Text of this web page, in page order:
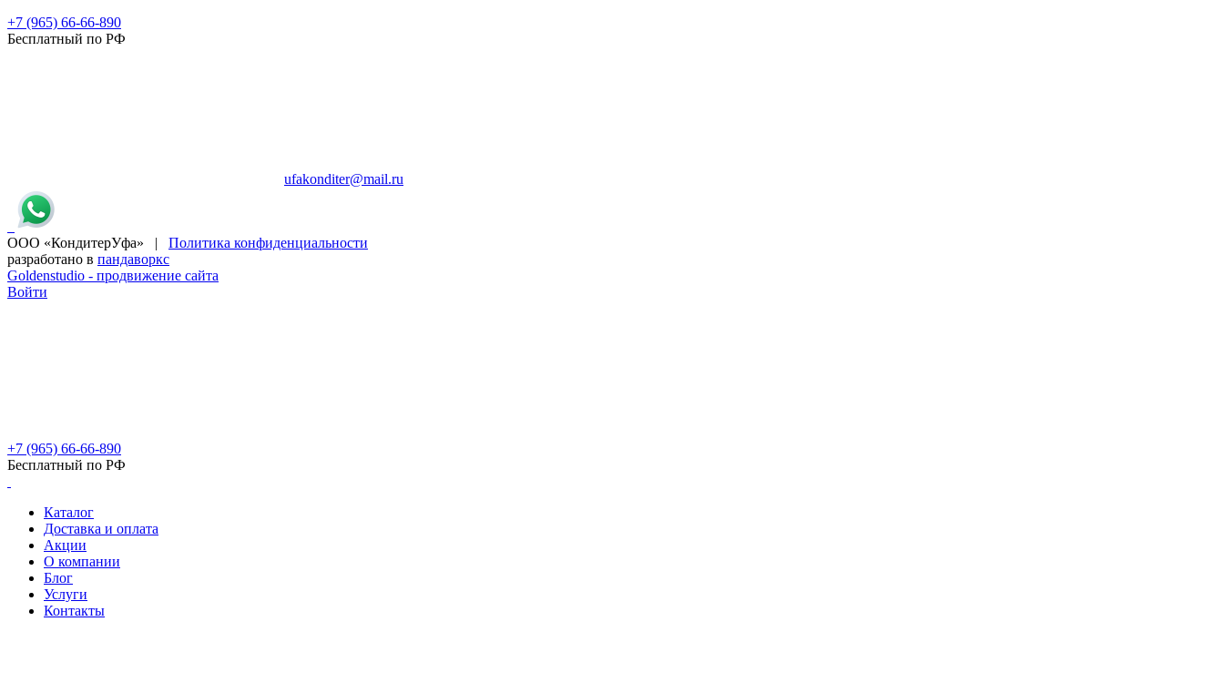
+7 (965) 66-66-890
Бесплатный по РФ
ufakonditer@mail.ru
ООО «КондитерУфа» | Политика конфиденциальности
разработано в пандаворкс
Goldenstudio - продвижение сайта
Войти
+7 (965) 66-66-890
Бесплатный по РФ
Каталог
Доставка и оплата
Акции
О компании
Блог
Услуги
Контакты